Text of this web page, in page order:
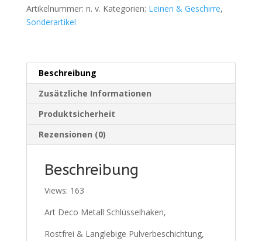
Artikelnummer: n. v. Kategorien: Leinen & Geschirre,
Sonderartikel
Beschreibung
Zusätzliche Informationen
Produktsicherheit
Rezensionen (0)
Beschreibung
Views: 163
Art Deco Metall Schlüsselhaken,
Rostfrei & Langlebige Pulverbeschichtung,